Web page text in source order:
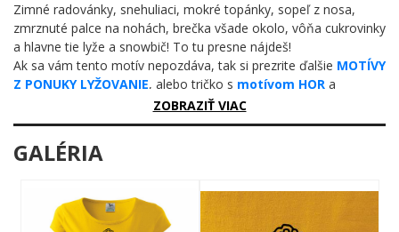
Zimné radovánky, snehuliaci, mokré topánky, sopeľ z nosa,
zmrznuté palce na nohách, brečka všade okolo, vôňa cukrovinky
a hlavne tie lyže a snowbič! To tu presne nájdeš!
Ak sa vám tento motív nepozdáva, tak si prezrite ďalšie MOTÍVY
Z PONUKY LYŽOVANIE, alebo tričko s motívom HOR a
TRIČKÁ pre cestovateľov
ZOBRAZIŤ VIAC
GALÉRIA